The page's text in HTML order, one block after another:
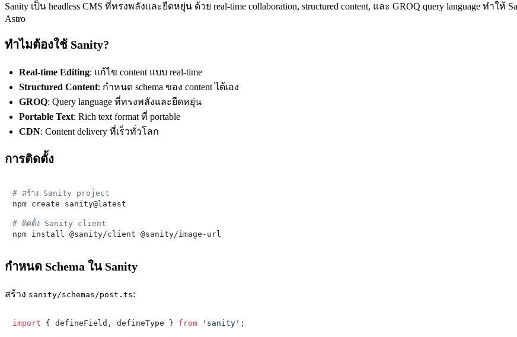
Sanity เป็น headless CMS ที่ทรงพลังและยืดหยุ่น ด้วย real-time collaboration, structured content, และ GROQ query language ทำใ
Astro
ทำไมต้องใช้ Sanity?
Real-time Editing: แก้ไข content แบบ real-time
Structured Content: กำหนด schema ของ content ได้เอง
GROQ: Query language ที่ทรงพลังและยืดหยุ่น
Portable Text: Rich text format ที่ portable
CDN: Content delivery ที่เร็วทั่วโลก
การติดตั้ง
# สร้าง Sanity project
npm create sanity@latest
# ติดตั้ง Sanity client
กำหนด Schema ใน Sanity
สร้าง sanity/schemas/post.ts:
import { defineField, defineType } from 'sanity' ;